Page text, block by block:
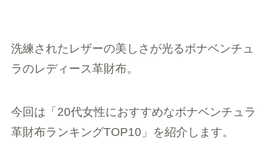
洗練されたレザーの美しさが光るボナベンチュ
ラのレディース革財布。
今回は「20代女性におすすめなボナベンチュラ
革財布ランキングTOP10」を紹介します。